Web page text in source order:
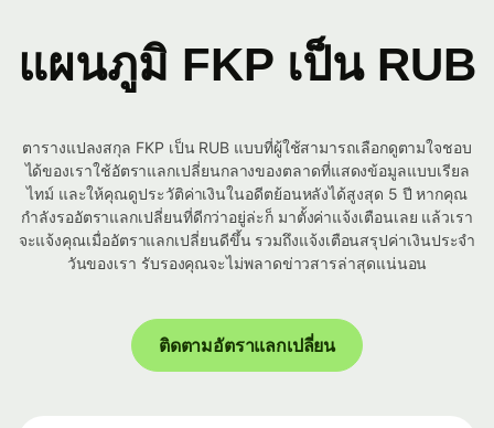
แผนภูมิ FKP เป็น RUB
ตารางแปลงสกุล FKP เป็น RUB แบบที่ผู้ใช้สามารถเลือกดูตามใจชอบ
ได้ของเราใช้อัตราแลกเปลี่ยนกลางของตลาดที่แสดงข้อมูลแบบเรียล
ไทม์ และให้คุณดูประวัติค่าเงินในอดีตย้อนหลังได้สูงสุด 5 ปี หากคุณ
กำลังรออัตราแลกเปลี่ยนที่ดีกว่าอยู่ล่ะก็ มาตั้งค่าแจ้งเตือนเลย แล้วเรา
จะแจ้งคุณเมื่ออัตราแลกเปลี่ยนดีขึ้น รวมถึงแจ้งเตือนสรุปค่าเงินประจำ
วันของเรา รับรองคุณจะไม่พลาดข่าวสารล่าสุดแน่นอน
ติดตามอัตราแลกเปลี่ยน